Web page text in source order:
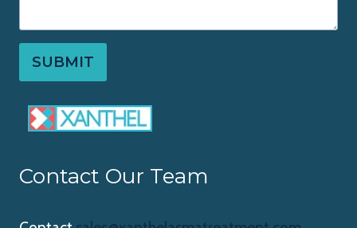
SUBMIT
Contact Our Team